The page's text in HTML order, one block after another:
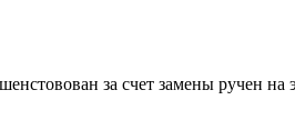
за счет замены ручен на